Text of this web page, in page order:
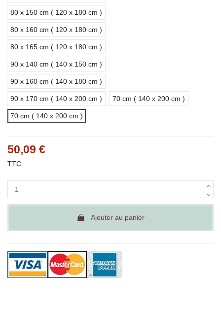
80 x 150 cm ( 120 x 180 cm )
80 x 160 cm ( 120 x 180 cm )
80 x 165 cm ( 120 x 180 cm )
90 x 140 cm ( 140 x 150 cm )
90 x 160 cm ( 140 x 180 cm )
90 x 170 cm ( 140 x 200 cm ) 70 cm ( 140 x 200 cm )
70 cm ( 140 x 200 cm )
50,09 €
TTC
Ajouter au panier